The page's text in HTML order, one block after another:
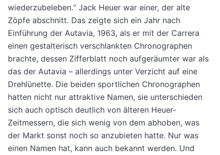
wiederzubeleben.“ Jack Heuer war einer, der alte
Zöpfe abschnitt. Das zeigte sich ein Jahr nach
Einführung der Autavia, 1963, als er mit der Carrera
einen gestalterisch verschlankten Chronographen
brachte, dessen Zifferblatt noch aufgeräumter war als
das der Autavia – allerdings unter Verzicht auf eine
Drehlünette. Die beiden sportlichen Chronographen
hatten nicht nur attraktive Namen, sie unterschieden
sich auch optisch deutlich von älteren Heuer-
Zeitmessern, die sich wenig von dem abhoben, was
der Markt sonst noch so anzubieten hatte. Nur was
einen Namen hat, kann auch bekannt werden. Und